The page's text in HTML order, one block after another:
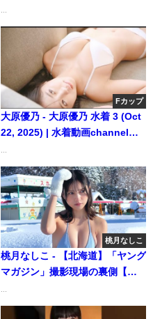
さ。還ってきてくれて、ありが
とう‼＜2023年11月前期＞
―Moga Mogami（2023年11月
14日） | 週プレChannel【集英
社 週刊プレイボーイ公式】さん
より
Fカップ
大原優乃 - 大原優乃 水着 3 (Oct
22, 2025) | 水着動画channelさ
桃月なしこ
桃月なしこ - 【北海道】「ヤング
マガジン」撮影現場の裏側【密
月なしこのなんかやるちゃんね
...